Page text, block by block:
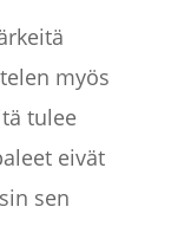
myös
tulee
eivät
sen